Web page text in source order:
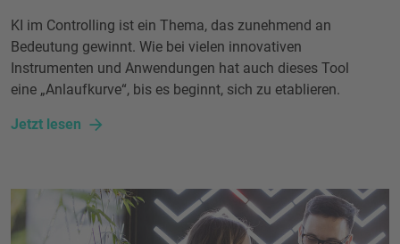
KI im Controlling ist ein Thema, das zunehmend an
Bedeutung gewinnt. Wie bei vielen innovativen
Instrumenten und Anwendungen hat auch dieses Tool
eine „Anlaufkurve“, bis es beginnt, sich zu etablieren.
Jetzt lesen